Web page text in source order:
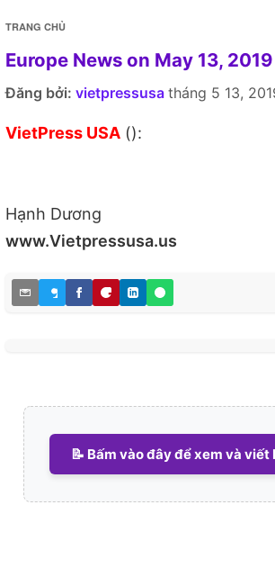
TRANG CHỦ
Europe News on May 13, 2019
Đăng bởi: vietpressusa tháng 5 13,
VietPress USA ():
Hạnh Dương
www.Vietpressusa.us
📝 Bấm vào đây để xem và viết